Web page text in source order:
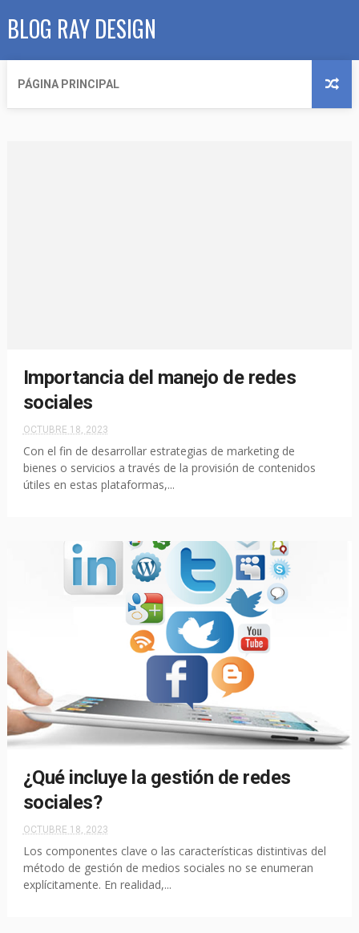
BLOG RAY DESIGN
PÁGINA PRINCIPAL
Importancia del manejo de redes
sociales
OCTUBRE 18, 2023
Con el fin de desarrollar estrategias de marketing de
bienes o servicios a través de la provisión de contenidos
útiles en estas plataformas,...
¿Qué incluye la gestión de redes
sociales?
OCTUBRE 18, 2023
Los componentes clave o las características distintivas del
método de gestión de medios sociales no se enumeran
explícitamente. En realidad,...